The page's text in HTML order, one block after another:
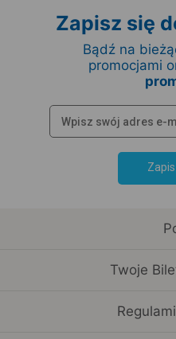
Zapisz się
Bądź na
promocjami
Twoje